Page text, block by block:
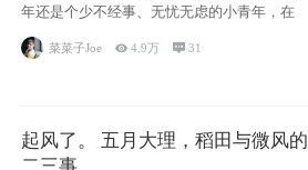
年还是个少不经事、无忧无虑的小青年，在
菜菜子Joe 4.9万  31
起风了。 五月大理，稻田与微风的